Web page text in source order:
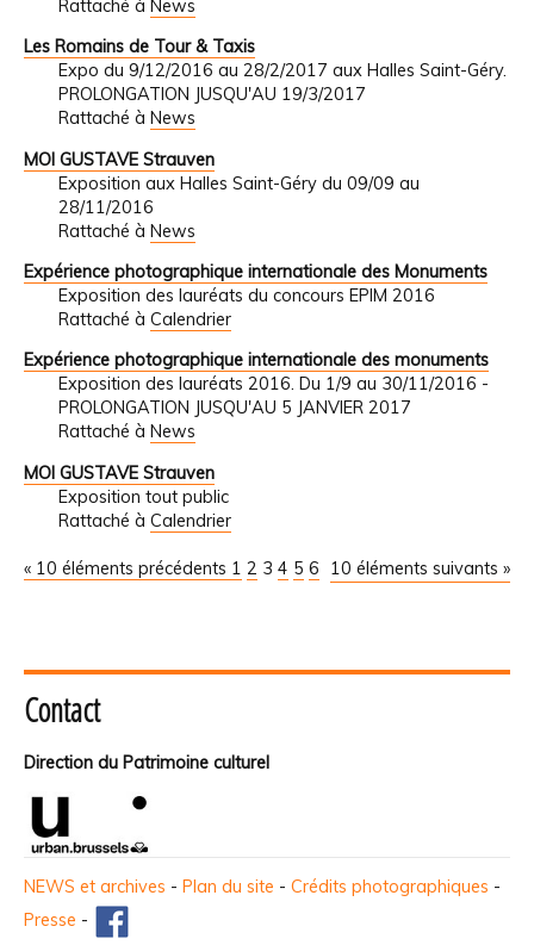
Rattaché à News
Les Romains de Tour & Taxis
Expo du 9/12/2016 au 28/2/2017 aux Halles Saint-Géry.
PROLONGATION JUSQU'AU 19/3/2017
Rattaché à News
MOI GUSTAVE Strauven
Exposition aux Halles Saint-Géry du 09/09 au
28/11/2016
Rattaché à News
Expérience photographique internationale des Monuments
Exposition des lauréats du concours EPIM 2016
Rattaché à Calendrier
Expérience photographique internationale des monuments
Exposition des lauréats 2016. Du 1/9 au 30/11/2016 -
PROLONGATION JUSQU'AU 5 JANVIER 2017
Rattaché à News
MOI GUSTAVE Strauven
Exposition tout public
Rattaché à Calendrier
« 10 éléments précédents 10 éléments suivants »
1 2 3 4 5 6
Contact
Direction du Patrimoine culturel
NEWS et archives - Plan du site - Crédits photographiques -
Presse -